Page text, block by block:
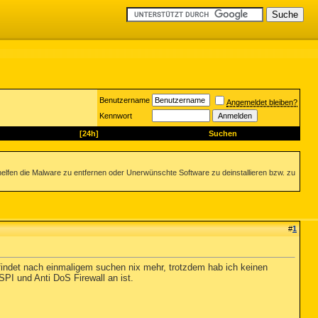
Benutzername
Angemeldet bleiben?
Kennwort
[24h] Suchen
die Malware zu entfernen oder Unerwünschte Software zu deinstallieren bzw. zu
#1
nach einmaligem suchen nix mehr, trotzdem hab ich keinen
und Anti DoS Firewall an ist.